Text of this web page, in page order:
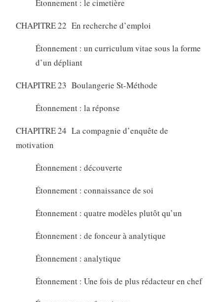
Étonnement : le cimetière
CHAPITRE 22 En recherche d’emploi
Étonnement : un curriculum vitae sous la forme
d’un dépliant
CHAPITRE 23 Boulangerie St-Méthode
Étonnement : la réponse
CHAPITRE 24 La compagnie d’enquête de
motivation
Étonnement : découverte
Étonnement : connaissance de soi
Étonnement : quatre modèles plutôt qu’un
Étonnement : de fonceur à analytique
Étonnement : analytique
Étonnement : Une fois de plus rédacteur en chef